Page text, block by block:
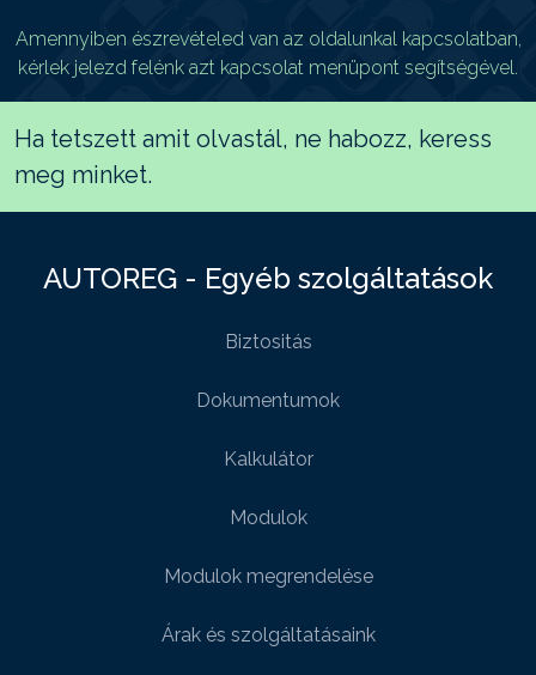
Amennyiben észrevételed van az oldalunkal kapcsolatban,
kérlek jelezd felénk azt kapcsolat menüpont segítségével.
Ha tetszett amit olvastál, ne habozz, keress
meg minket.
AUTOREG - Egyéb szolgáltatások
Biztositás
Dokumentumok
Kalkulátor
Modulok
Modulok megrendelése
Árak és szolgáltatásaink